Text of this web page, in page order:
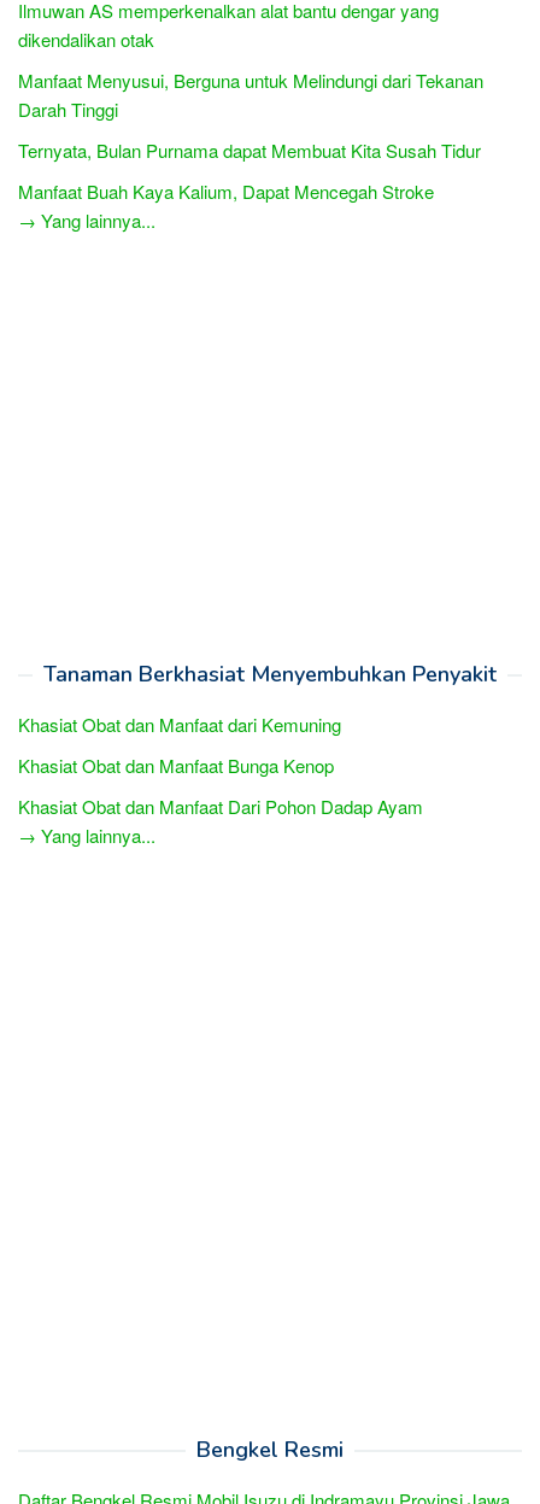
Ilmuwan AS memperkenalkan alat bantu dengar yang
dikendalikan otak
Manfaat Menyusui, Berguna untuk Melindungi dari Tekanan
Darah Tinggi
Ternyata, Bulan Purnama dapat Membuat Kita Susah Tidur
Manfaat Buah Kaya Kalium, Dapat Mencegah Stroke
→ Yang lainnya...
Tanaman Berkhasiat Menyembuhkan Penyakit
Khasiat Obat dan Manfaat dari Kemuning
Khasiat Obat dan Manfaat Bunga Kenop
Khasiat Obat dan Manfaat Dari Pohon Dadap Ayam
→ Yang lainnya...
Bengkel Resmi